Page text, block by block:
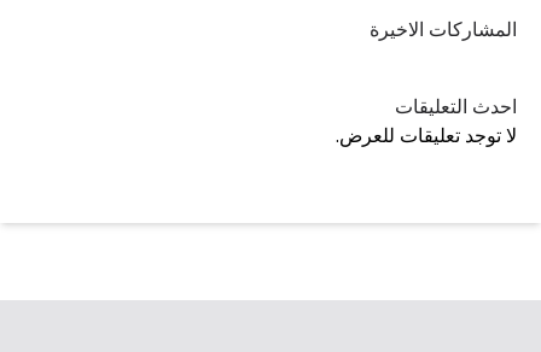
المشاركات الاخيرة
احدث التعليقات
لا توجد تعليقات للعرض.